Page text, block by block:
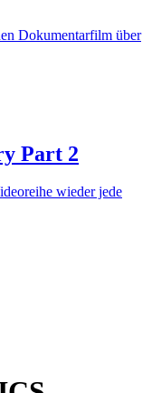
Dokumentarfilm über
Part 2
wieder jede